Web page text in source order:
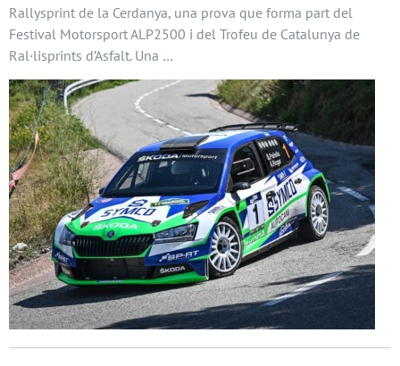
Rallysprint de la Cerdanya, una prova que forma part del
Festival Motorsport ALP2500 i del Trofeu de Catalunya de
Ral·lisprints d’Asfalt. Una …